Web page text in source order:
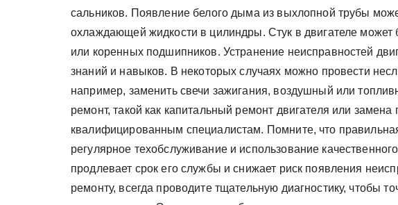
сальников. Появление белого дыма из выхлопной трубы
охлаждающей жидкости в цилиндры. Стук в двигателе может
или коренных подшипников. Устранение неисправностей
знаний и навыков. В некоторых случаях можно провести
например, заменить свечи зажигания, воздушный или
ремонт, такой как капитальный ремонт двигателя или
квалифицированным специалистам. Помните, что
регулярное техобслуживание и использование
продлевает срок его службы и снижает риск появления
ремонту, всегда проводите тщательную диагностику, чтобы